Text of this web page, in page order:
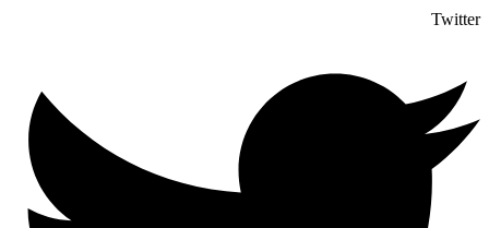
Twitter